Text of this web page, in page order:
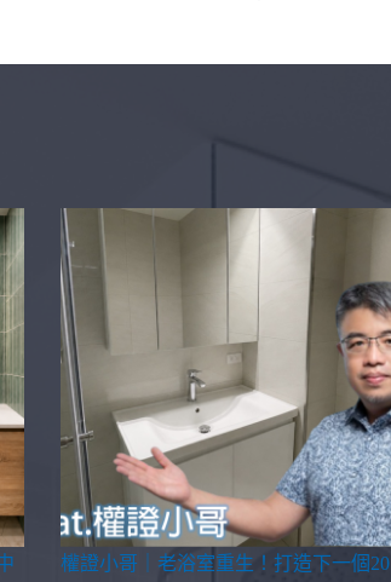
權證小哥｜老浴室重生！打造下一個20